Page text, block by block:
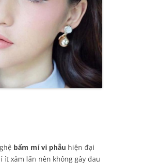
bấm mí vi phẫu hiện đại
xâm lấn nên không gây đau